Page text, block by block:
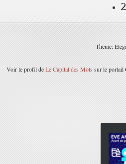
Theme:
Voir le profil deLe Capital des Mots sur le portail